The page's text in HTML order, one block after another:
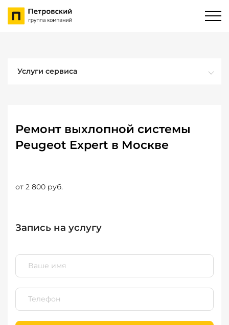
Услуги сервиса
Ремонт выхлопной системы
Peugeot Expert в Москве
от 2 800 руб.
Запись на услугу